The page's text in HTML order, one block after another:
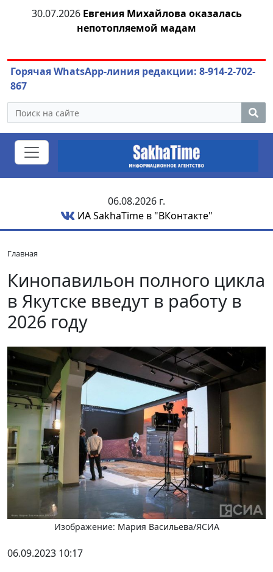
30.07.2026 Евгения Михайлова оказалась
непотопляемой мадам
Горячая WhatsApp-линия редакции: 8-914-2-702-
867
06.08.2026 г.
ИА SakhaTime в "ВКонтакте"
Главная
Кинопавильон полного цикла
в Якутске введут в работу в
2026 году
Изображение: Мария Васильева/ЯСИА
06.09.2023 10:17